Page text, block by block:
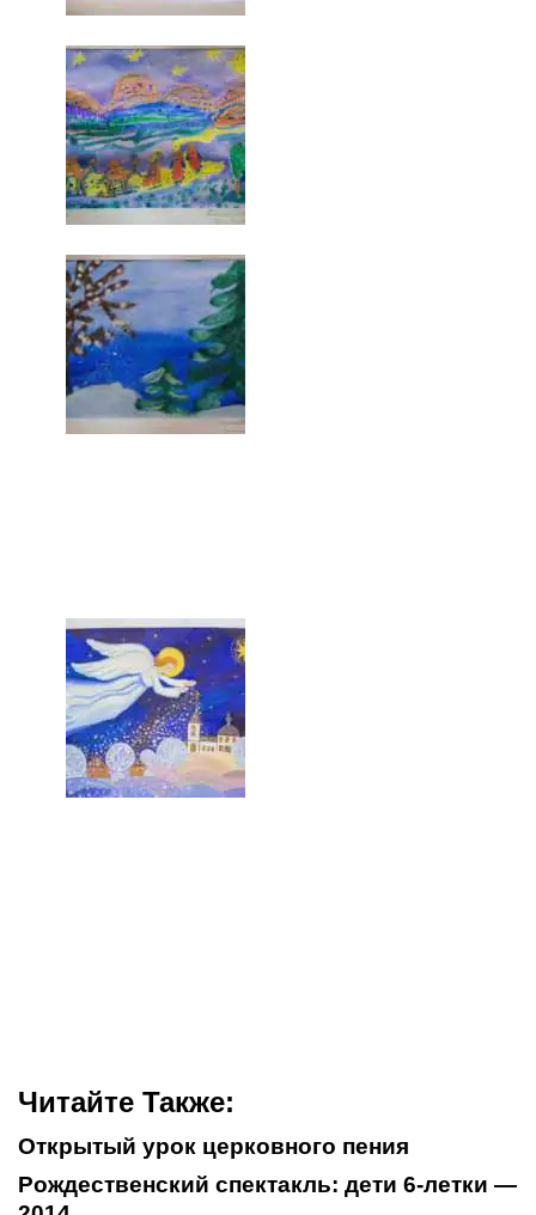
Читайте Также:
Открытый урок церковного пения
Рождественский спектакль: дети 6-летки —